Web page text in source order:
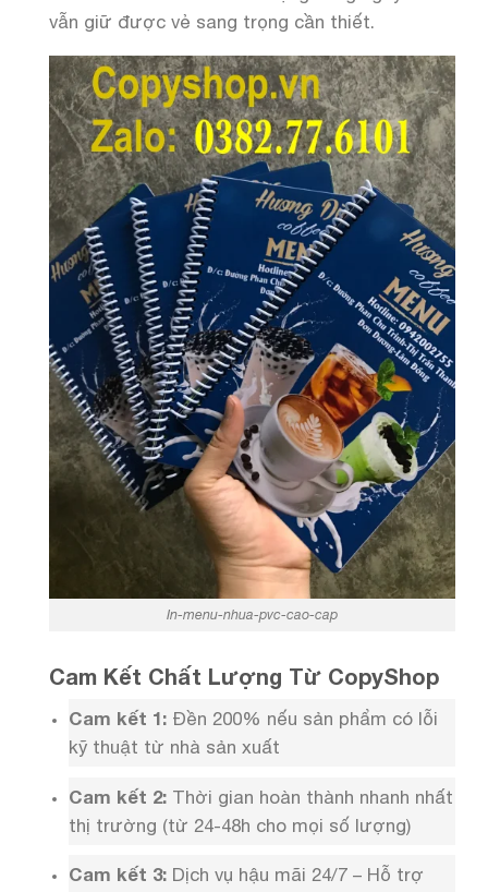
vẫn giữ được vẻ sang trọng cần thiết.
In-menu-nhua-pvc-cao-cap
Cam Kết Chất Lượng Từ CopyShop
Cam kết 1: Đền 200% nếu sản phẩm có lỗi
kỹ thuật từ nhà sản xuất
Cam kết 2: Thời gian hoàn thành nhanh nhất
thị trường (từ 24-48h cho mọi số lượng)
Cam kết 3: Dịch vụ hậu mãi 24/7 – Hỗ trợ